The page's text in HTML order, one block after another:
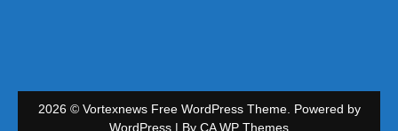
2026 © Vortexnews Free WordPress Theme. Powered by
WordPress | By CA WP Themes